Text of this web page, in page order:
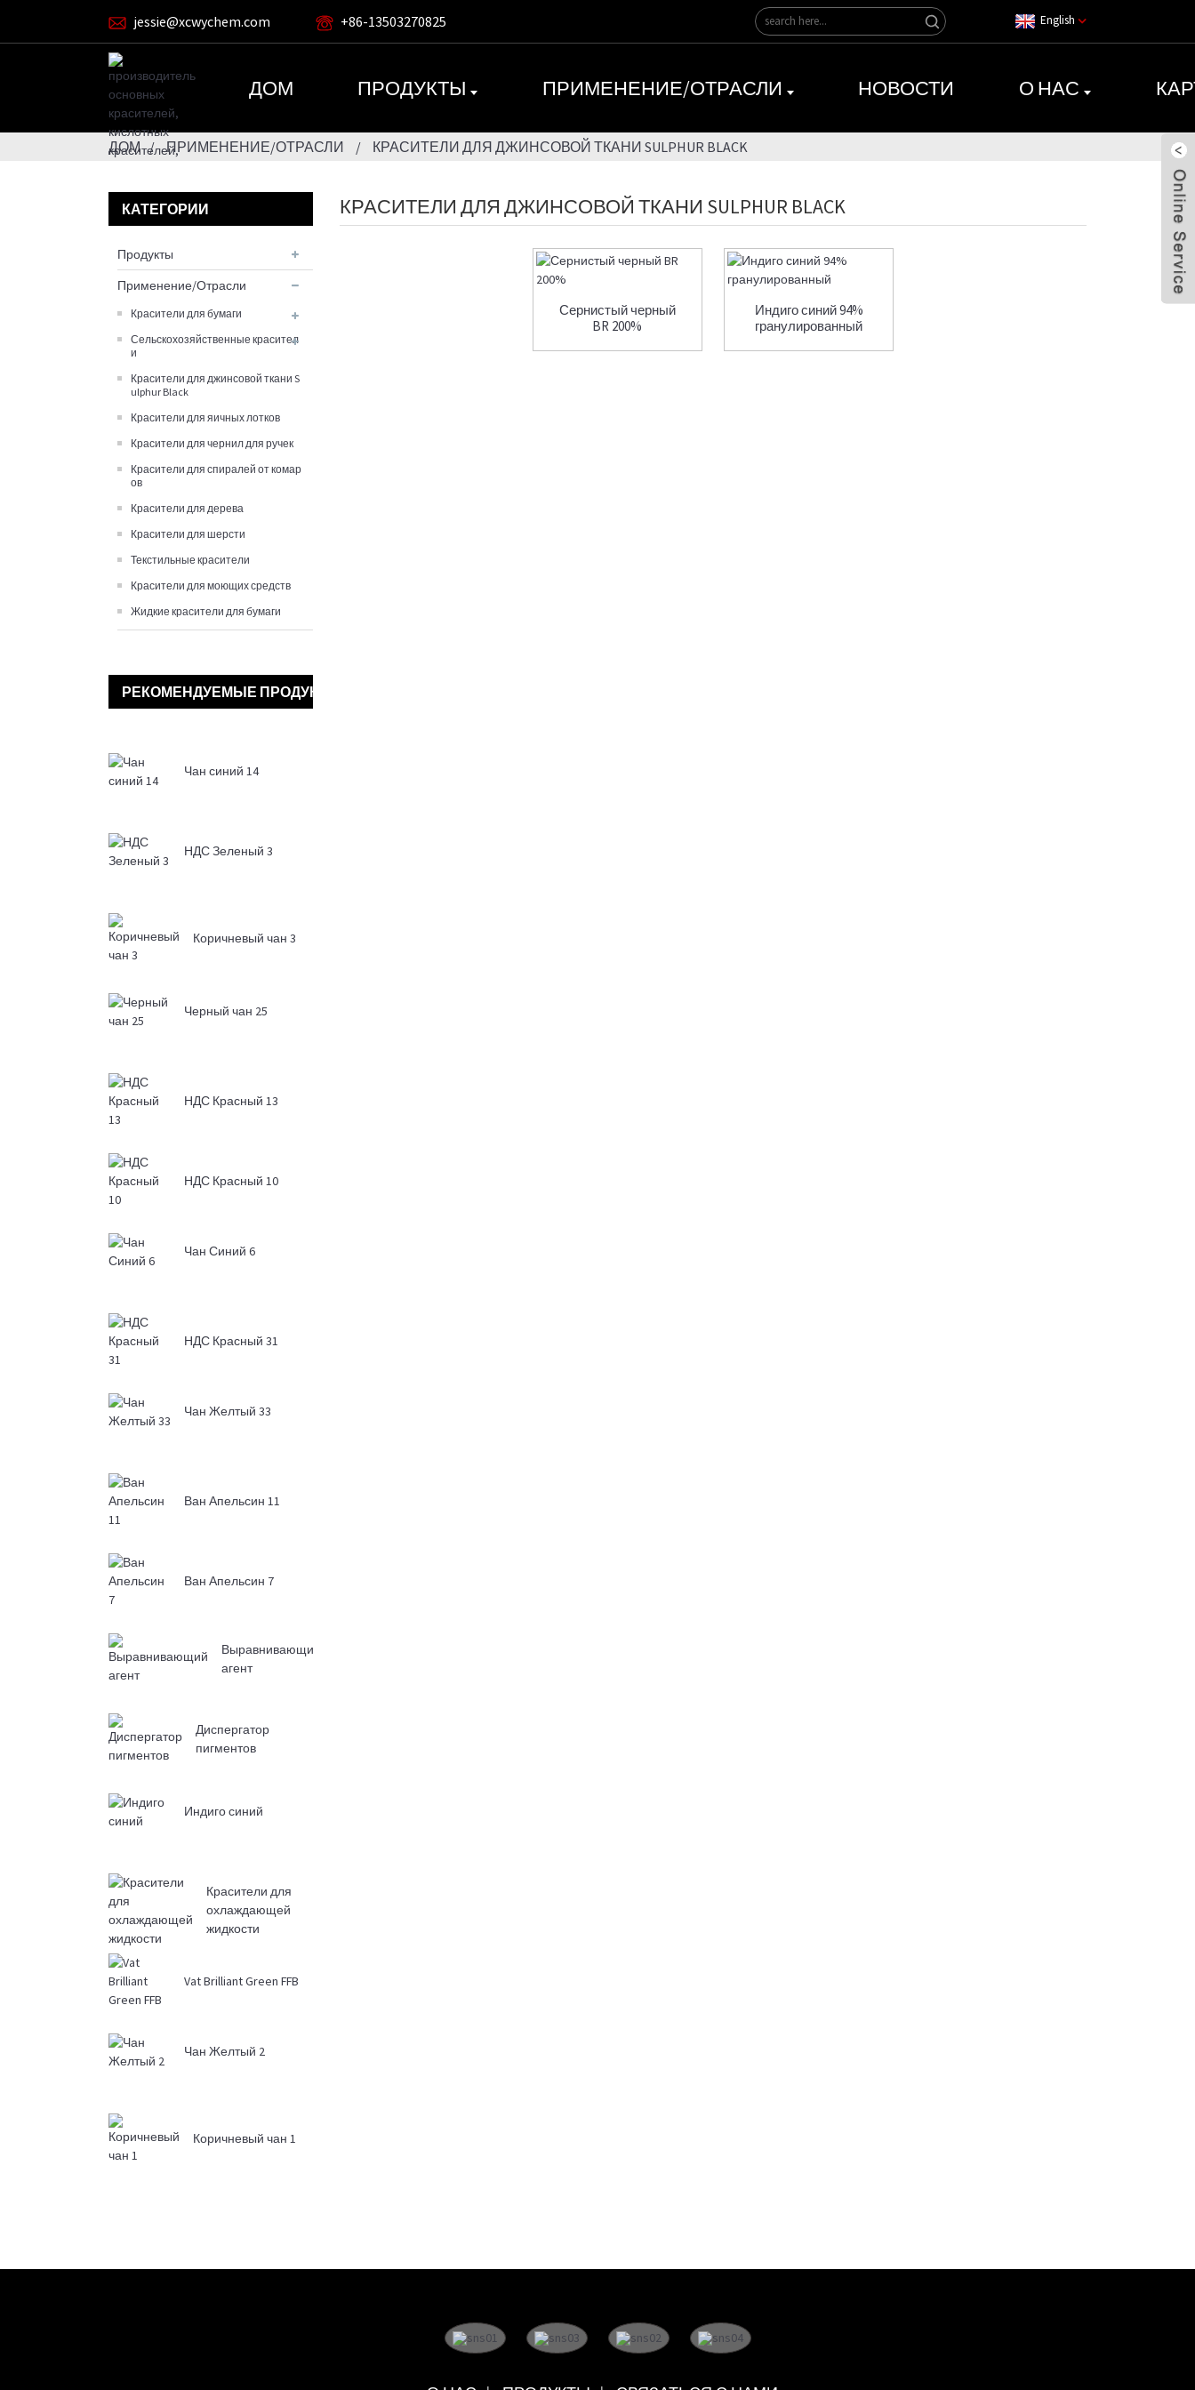
jessie@xcwychem.com +86-13503270825 English
ДОМ ПРОДУКТЫ ПРИМЕНЕНИЕ/ОТРАСЛИ НОВОСТИ О НАС
ДОМ ПРИМЕНЕНИЕ/ОТРАСЛИ КРАСИТЕЛИ ДЛЯ ДЖИНСОВОЙ ТКАНИ SULPHUR BLACK
КАТЕГОРИИ
Продукты
Применение/Отрасли
Красители для бумаги
Сельскохозяйственные красител
и
Красители для джинсовой ткани S
ulphur Black
Красители для яичных лотков
Красители для чернил для ручек
Красители для спиралей от комар
ов
Красители для дерева
Красители для шерсти
Текстильные красители
Красители для моющих средств
Жидкие красители для бумаги
РЕКОМЕНДУЕМЫЕ ПРОДУКТЫ
Чан синий 14
НДС Зеленый 3
Коричневый чан 3
Черный чан 25
НДС Красный 13
НДС Красный 10
Чан Синий 6
НДС Красный 31
Чан Желтый 33
Ван Апельсин 11
Ван Апельсин 7
Выравнивающий
агент
Диспергатор
пигментов
Индиго синий
Красители для
охлаждающей
жидкости
Vat Brilliant Green FFB
Чан Желтый 2
Коричневый чан 1
КРАСИТЕЛИ ДЛЯ ДЖИНСОВОЙ ТКАНИ SULPHUR BLACK
Сернистый черный
BR 200%
Индиго синий 94%
гранулированный